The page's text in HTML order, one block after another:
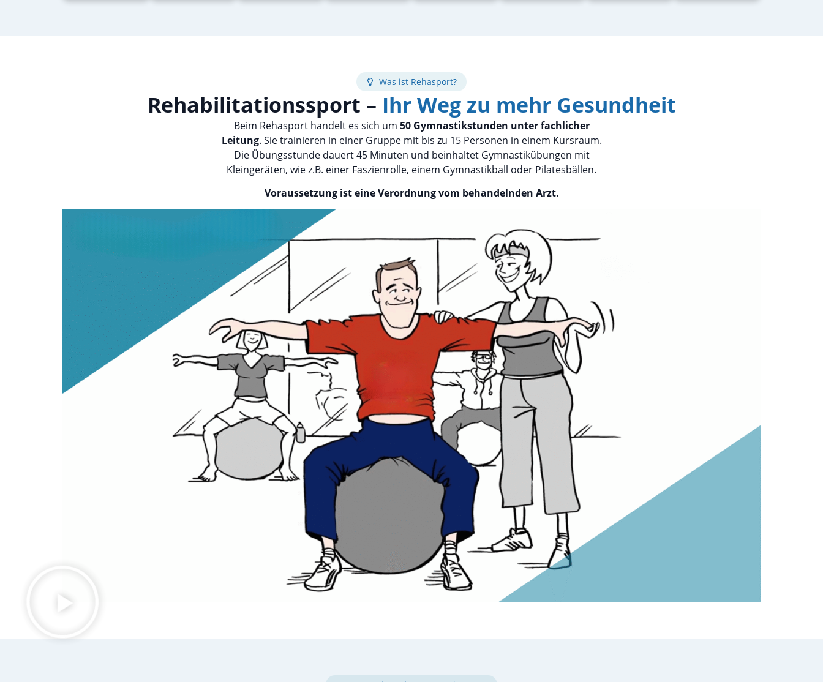
Was ist Rehasport?
Rehabilitationssport – Ihr Weg zu mehr Gesundheit
Beim Rehasport handelt es sich um 50 Gymnastikstunden unter fachlicher
Leitung. Sie trainieren in einer Gruppe mit bis zu 15 Personen in einem Kursraum.
Die Übungsstunde dauert 45 Minuten und beinhaltet Gymnastikübungen mit
Kleingeräten, wie z.B. einer Faszienrolle, einem Gymnastikball oder Pilatesbällen.
Voraussetzung ist eine Verordnung vom behandelnden Arzt.